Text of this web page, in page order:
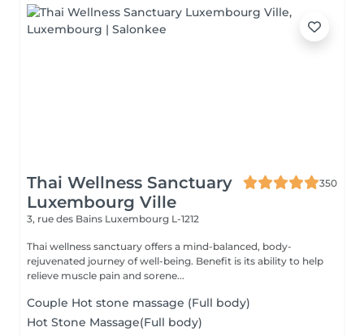
Thai Wellness Sanctuary
Luxembourg Ville
350
3, rue des Bains Luxembourg L-1212
Thai wellness sanctuary offers a mind-balanced, body-
rejuvenated journey of well-being. Benefit is its ability to help
relieve muscle pain and sorene...
Couple Hot stone massage (Full body)
Hot Stone Massage(Full body)